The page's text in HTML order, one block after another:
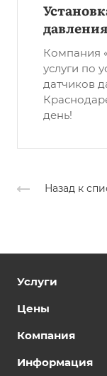
Компания
услуги по
датчиков
день!
Назад к
Услуги
Цены
Компания
Информация